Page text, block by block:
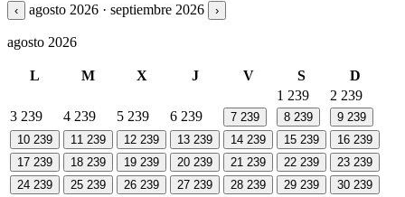
‹ agosto 2026 · septiembre 2026 ›
agosto 2026
L M X J V S
D
1 239 2 239
3 239 4 239 5 239 6 239 7 239 8 239 9 239
10 239 11 239 12 239 13 239 14 239 15 239 16 239
17 239 18 239 19 239 20 239 21 239 22 239 23 239
24 239 25 239 26 239 27 239 28 239 29 239 30 239